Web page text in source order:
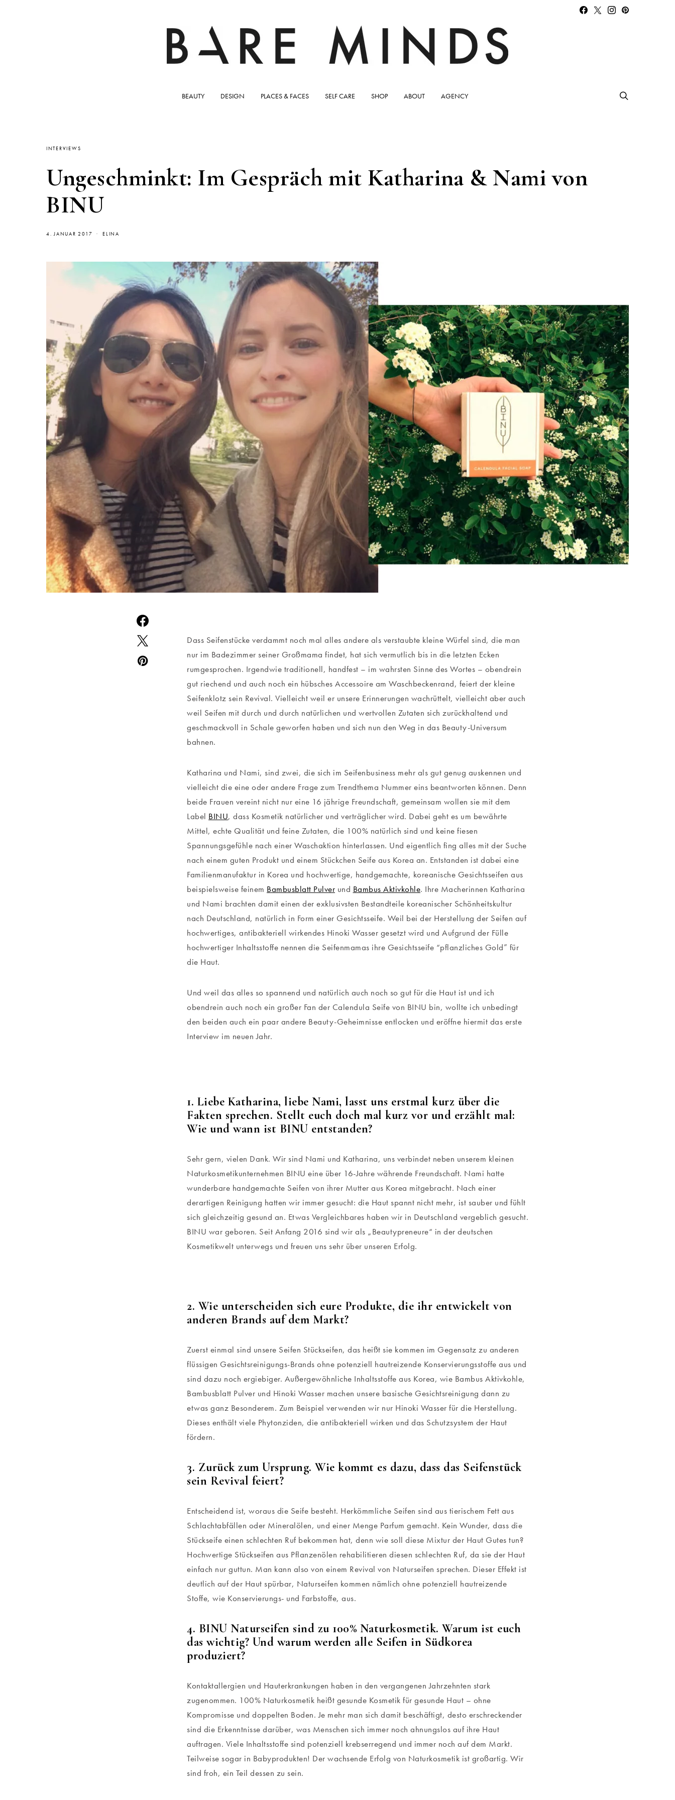
BEAUTY DESIGN PLACES & FACES SELF CARE SHOP ABOUT AGENCY
INTERVIEWS
Ungeschminkt: Im Gespräch mit Katharina & Nami von
BINU
4. JANUAR 2017 ELINA
Dass Seifenstücke verdammt noch mal alles andere als verstaubte kleine Würfel sind, die man
nur im Badezimmer seiner Großmama findet, hat sich vermutlich bis in die letzten Ecken
rumgesprochen. Irgendwie traditionell, handfest – im wahrsten Sinne des Wortes – obendrein
gut riechend und auch noch ein hübsches Accessoire am Waschbeckenrand, feiert der kleine
Seifenklotz sein Revival. Vielleicht weil er unsere Erinnerungen wachrüttelt, vielleicht aber auch
weil Seifen mit durch und durch natürlichen und wertvollen Zutaten sich zurückhaltend und
geschmackvoll in Schale geworfen haben und sich nun den Weg in das Beauty-Universum
bahnen.
Katharina und Nami, sind zwei, die sich im Seifenbusiness mehr als gut genug auskennen und
vielleicht die eine oder andere Frage zum Trendthema Nummer eins beantworten können. Denn
beide Frauen vereint nicht nur eine 16 jährige Freundschaft, gemeinsam wollen sie mit dem
Label BINU, dass Kosmetik natürlicher und verträglicher wird. Dabei geht es um bewährte
Mittel, echte Qualität und feine Zutaten, die 100% natürlich sind und keine fiesen
Spannungsgefühle nach einer Waschaktion hinterlassen. Und eigentlich fing alles mit der Suche
nach einem guten Produkt und einem Stückchen Seife aus Korea an. Entstanden ist dabei eine
Familienmanufaktur in Korea und hochwertige, handgemachte, koreanische Gesichtsseifen aus
beispielsweise feinem Bambusblatt Pulver und Bambus Aktivkohle. Ihre Macherinnen Katharina
und Nami brachten damit einen der exklusivsten Bestandteile koreanischer Schönheitskultur
nach Deutschland, natürlich in Form einer Gesichtsseife. Weil bei der Herstellung der Seifen auf
hochwertiges, antibakteriell wirkendes Hinoki Wasser gesetzt wird und Aufgrund der Fülle
hochwertiger Inhaltsstoffe nennen die Seifenmamas ihre Gesichtsseife “pflanzliches Gold” für
die Haut.
Und weil das alles so spannend und natürlich auch noch so gut für die Haut ist und ich
obendrein auch noch ein großer Fan der Calendula Seife von BINU bin, wollte ich unbedingt
den beiden auch ein paar andere Beauty-Geheimnisse entlocken und eröffne hiermit das erste
Interview im neuen Jahr.
1. Liebe Katharina, liebe Nami, lasst uns erstmal kurz über die
Fakten sprechen. Stellt euch doch mal kurz vor und erzählt mal:
Wie und wann ist BINU entstanden?
Sehr gern, vielen Dank. Wir sind Nami und Katharina, uns verbindet neben unserem kleinen
Naturkosmetikunternehmen BINU eine über 16-Jahre währende Freundschaft. Nami hatte
wunderbare handgemachte Seifen von ihrer Mutter aus Korea mitgebracht. Nach einer
derartigen Reinigung hatten wir immer gesucht: die Haut spannt nicht mehr, ist sauber und fühlt
sich gleichzeitig gesund an. Etwas Vergleichbares haben wir in Deutschland vergeblich gesucht.
BINU war geboren. Seit Anfang 2016 sind wir als „Beautypreneure“ in der deutschen
Kosmetikwelt unterwegs und freuen uns sehr über unseren Erfolg.
2. Wie unterscheiden sich eure Produkte, die ihr entwickelt von
anderen Brands auf dem Markt?
Zuerst einmal sind unsere Seifen Stückseifen, das heißt sie kommen im Gegensatz zu anderen
flüssigen Gesichtsreinigungs-Brands ohne potenziell hautreizende Konservierungsstoffe aus und
sind dazu noch ergiebiger. Außergewöhnliche Inhaltsstoffe aus Korea, wie Bambus Aktivkohle,
Bambusblatt Pulver und Hinoki Wasser machen unsere basische Gesichtsreinigung dann zu
etwas ganz Besonderem. Zum Beispiel verwenden wir nur Hinoki Wasser für die Herstellung.
Dieses enthält viele Phytonziden, die antibakteriell wirken und das Schutzsystem der Haut
fördern.
3. Zurück zum Ursprung. Wie kommt es dazu, dass das Seifenstück
sein Revival feiert?
Entscheidend ist, woraus die Seife besteht. Herkömmliche Seifen sind aus tierischem Fett aus
Schlachtabfällen oder Mineralölen, und einer Menge Parfum gemacht. Kein Wunder, dass die
Stückseife einen schlechten Ruf bekommen hat, denn wie soll diese Mixtur der Haut Gutes tun?
Hochwertige Stückseifen aus Pflanzenölen rehabilitieren diesen schlechten Ruf, da sie der Haut
einfach nur guttun. Man kann also von einem Revival von Naturseifen sprechen. Dieser Effekt ist
deutlich auf der Haut spürbar, Naturseifen kommen nämlich ohne potenziell hautreizende
Stoffe, wie Konservierungs- und Farbstoffe, aus.
4. BINU Naturseifen sind zu 100% Naturkosmetik. Warum ist euch
das wichtig? Und warum werden alle Seifen in Südkorea
produziert?
Kontaktallergien und Hauterkrankungen haben in den vergangenen Jahrzehnten stark
zugenommen. 100% Naturkosmetik heißt gesunde Kosmetik für gesunde Haut – ohne
Kompromisse und doppelten Boden. Je mehr man sich damit beschäftigt, desto erschreckender
sind die Erkenntnisse darüber, was Menschen sich immer noch ahnungslos auf ihre Haut
auftragen. Viele Inhaltsstoffe sind potenziell krebserregend und immer noch auf dem Markt.
Teilweise sogar in Babyprodukten! Der wachsende Erfolg von Naturkosmetik ist großartig. Wir
sind froh, ein Teil dessen zu sein.